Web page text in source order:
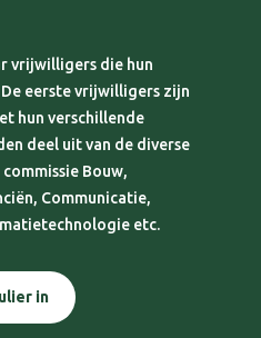
vrijwilligers die hun
eerste vrijwilligers zijn
hun verschillende
deel uit van de diverse
commissie Bouw,
Communicatie,
etc.
in